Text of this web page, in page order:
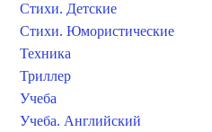
Стихи. Детские
Стихи. Юмористические
Техника
Триллер
Учеба
Учеба. Английский